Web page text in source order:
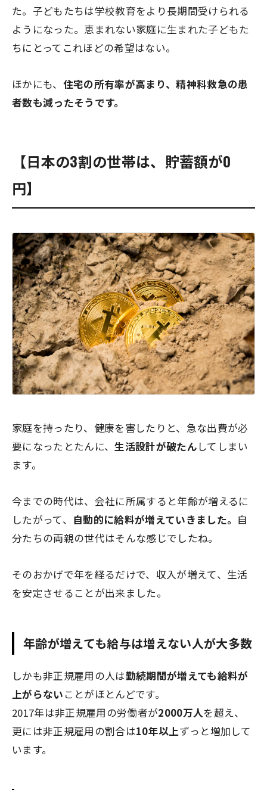
た。子どもたちは学校教育をより長期間受けられる
ようになった。恵まれない家庭に生まれた子どもた
ちにとってこれほどの希望はない。
ほかにも、 住宅の所有率が高まり、精神科救急の患
者数も減ったそうです。
【日本の3割の世帯は、貯蓄額が0
円】
家庭を持ったり、健康を害したりと、急な出費が必
要になったとたんに、生活設計が破たん してしまい
ます。
今までの時代は、会社に所属すると年齢が増えるに
したがって、 自動的に給料が増えていきました。 自
分たちの両親の世代はそんな感じでしたね。
そのおかげで年を経るだけで、収入が増えて、生活
を安定させることが出来ました。
年齢が増えても給与は増えない人が大多数
しかも非正規雇用の人は勤続期間が増えても給料が
上がらない ことがほとんどです。
2017年は非正規雇用の労働者が2000万人を超え、
更には非正規雇用の割合は10年以上ずっと増加して
います。